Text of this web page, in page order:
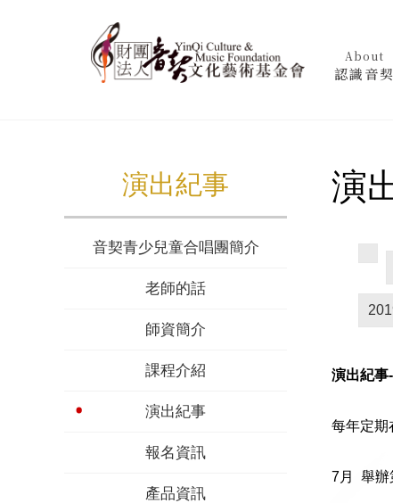
About
認識音契
演出紀事
音契青少兒童合唱團簡介
老師的話
師資簡介
課程介紹
演出紀事
報名資訊
產品資訊
演
演出紀事
每年定期
7月 舉辦